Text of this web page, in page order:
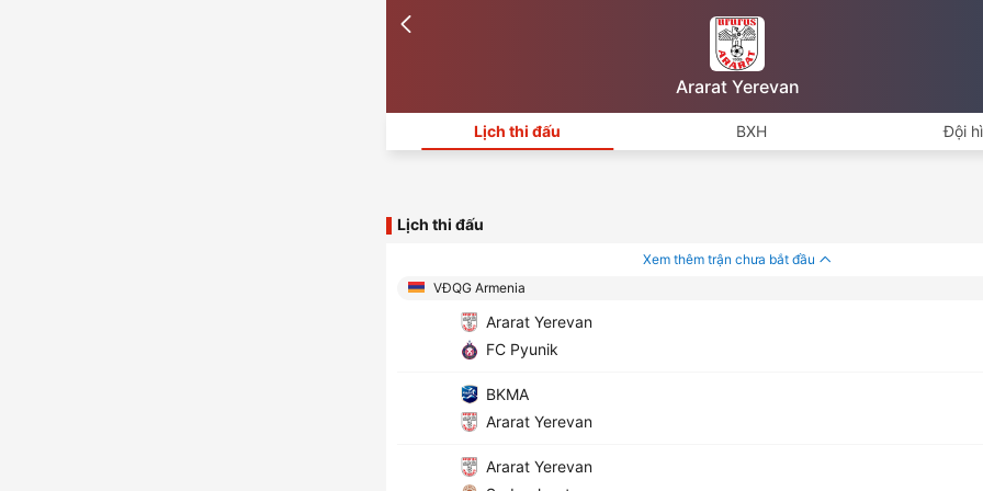
Ararat Yerevan
Lịch thi đấu BXH Đội
Lịch thi đấu
Xem thêm trận chưa bắt đầu
VĐQG Armenia
Ararat Yerevan
FC Pyunik
BKMA
Ararat Yerevan
Ararat Yerevan